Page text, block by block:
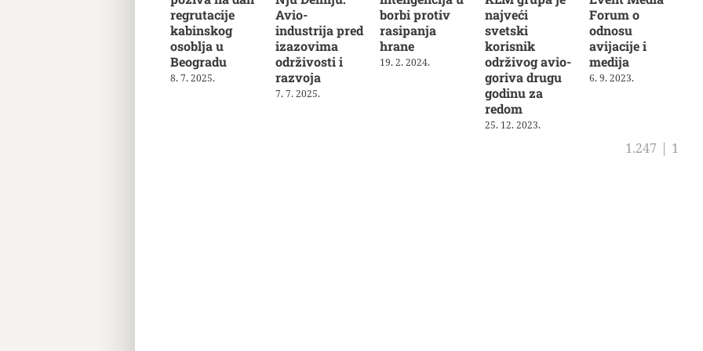
regrutacije
kabinskog
osoblja u
Beogradu
8. 7. 2025.
Avio-
industrija pred
izazovima
održivosti i
razvoja
7. 7. 2025.
borbi protiv
rasipanja
hrane
19. 2. 2024.
najveći
svetski
korisnik
održivog avio-
goriva drugu
godinu za
redom
25. 12. 2023.
Forum o
odnosu
avijacije i
medija
6. 9. 2023.
1.247 | 1